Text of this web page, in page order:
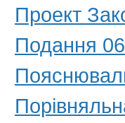
Проект
Подання